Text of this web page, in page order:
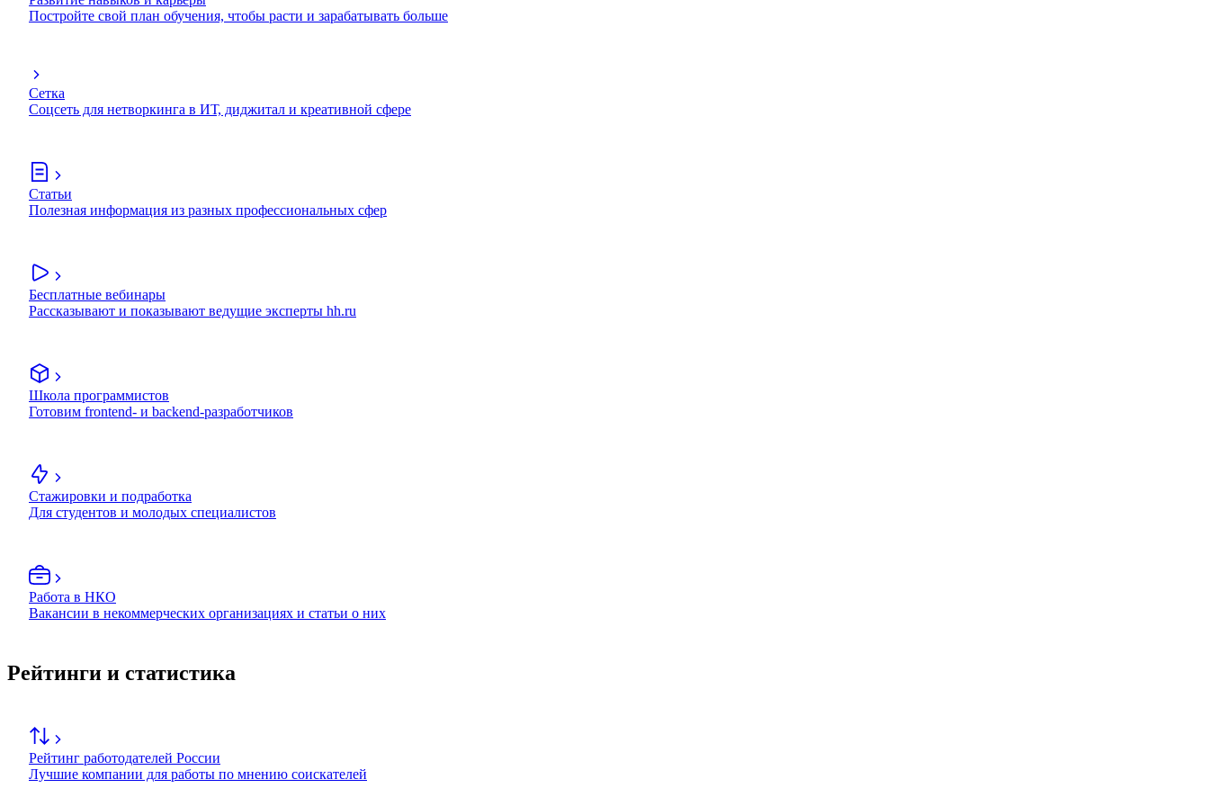
Постройте свой план обучения, чтобы расти и зарабатывать больше
Сетка
Соцсеть для нетворкинга в ИТ, диджитал и креативной сфере
Статьи
Полезная информация из разных профессиональных сфер
Бесплатные вебинары
Рассказывают и показывают ведущие эксперты hh.ru
Школа программистов
Готовим frontend- и backend-разработчиков
Стажировки и подработка
Для студентов и молодых специалистов
Работа в НКО
Вакансии в некоммерческих организациях и статьи о них
Рейтинги и статистика
Рейтинг работодателей России
Лучшие компании для работы по мнению соискателей